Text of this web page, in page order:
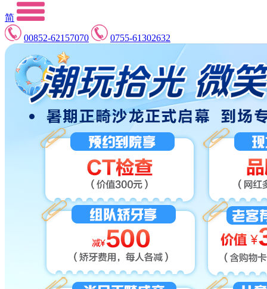
简
00852-62157070
0755-61302632